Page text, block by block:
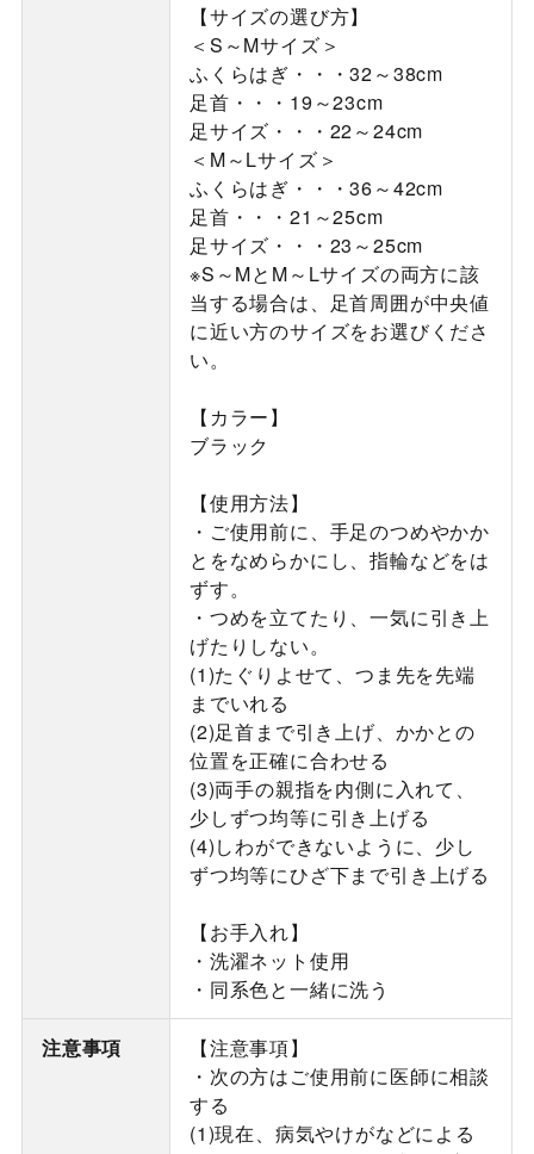
【サイズの選び方】
＜S～Mサイズ＞
ふくらはぎ・・・32～38cm
足首・・・19～23cm
足サイズ・・・22～24cm
＜M～Lサイズ＞
ふくらはぎ・・・36～42cm
足首・・・21～25cm
足サイズ・・・23～25cm
※S～MとM～Lサイズの両方に該
当する場合は、足首周囲が中央値
に近い方のサイズをお選びくださ
い。
【カラー】
ブラック
【使用方法】
・ご使用前に、手足のつめやかか
とをなめらかにし、指輪などをは
ずす。
・つめを立てたり、一気に引き上
げたりしない。
(1)たぐりよせて、つま先を先端
までいれる
(2)足首まで引き上げ、かかとの
位置を正確に合わせる
(3)両手の親指を内側に入れて、
少しずつ均等に引き上げる
(4)しわができないように、少し
ずつ均等にひざ下まで引き上げる
【お手入れ】
・洗濯ネット使用
・同系色と一緒に洗う
注意事項
【注意事項】
・次の方はご使用前に医師に相談
する
(1)現在、病気やけがなどによる